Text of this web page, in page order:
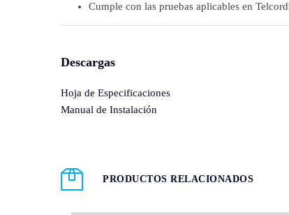
Cumple con las pruebas aplicables en
Descargas
Hoja de Especificaciones
Manual de Instalación
PRODUCTOS RELACIONADOS